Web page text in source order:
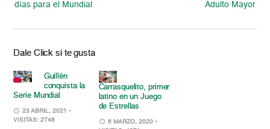
días para el Mundial
Adulto Mayor
Dale Click si te gusta
Guillén
conquista la
Serie Mundial
23 ABRIL, 2021 •
VISITAS: 2748
Carrasquelito, primer
latino en un Juego
de Estrellas
6 MARZO, 2020 •